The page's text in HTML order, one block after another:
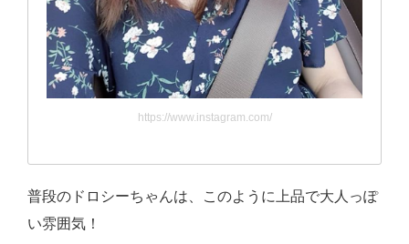
https://www.instagram.com/
普段のドロシーちゃんは、このように上品で大人っぽ
い雰囲気！